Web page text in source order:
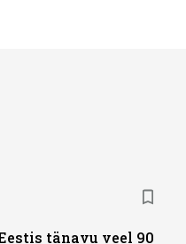
tänavu veel 90